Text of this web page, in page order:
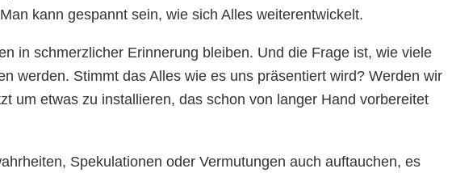
kann gespannt sein, wie sich Alles weiterentwickelt.
in schmerzlicher Erinnerung bleiben. Und die Frage ist, wie viele
werden. Stimmt das Alles wie es uns präsentiert wird? Werden wir
um etwas zu installieren, das schon von langer Hand vorbereitet
Spekulationen oder Vermutungen auch auftauchen, es